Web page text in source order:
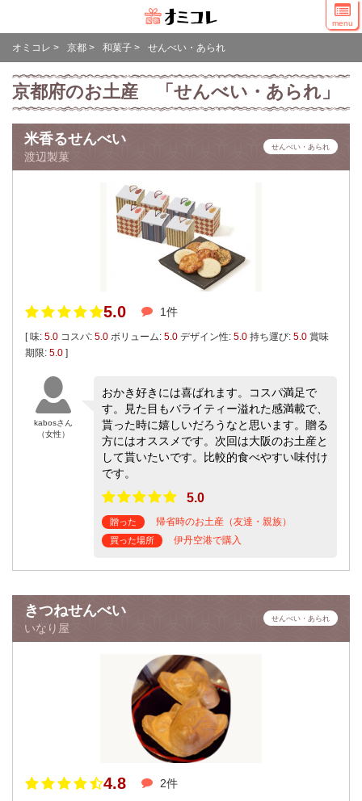
menu
オミコレ > 京都 > 和菓子 > せんべい・あられ
京都府のお土産 「せんべい・あられ」
米香るせんべい
渡辺製菓
せんべい・あられ
5.0 1件
[ 味: 5.0 コスパ: 5.0 ボリューム: 5.0 デザイン性: 5.0 持ち運び: 5.0 賞味
期限: 5.0 ]
kabosさん
（女性）
おかき好きには喜ばれます。コスパ満足で
す。見た目もバライティー溢れた感満載で、
貰った時に嬉しいだろうなと思います。贈る
方にはオススメです。次回は大阪のお土産と
して貰いたいです。比較的食べやすい味付け
です。
5.0
贈った 帰省時のお土産（友達・親族）
買った場所 伊丹空港で購入
きつねせんべい
いなり屋
せんべい・あられ
4.8 2件